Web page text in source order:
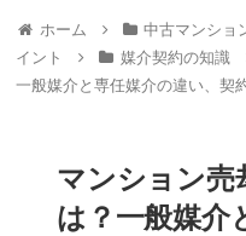
ホーム 中古マンショ
イント
媒介契約の知識
一般媒介と専任媒介の違い、契
マンション売
は？一般媒介